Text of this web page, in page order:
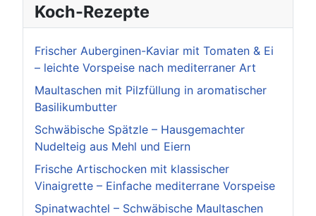
Koch-Rezepte
Frischer Auberginen-Kaviar mit Tomaten & Ei
– leichte Vorspeise nach mediterraner Art
Maultaschen mit Pilzfüllung in aromatischer
Basilikumbutter
Schwäbische Spätzle – Hausgemachter
Nudelteig aus Mehl und Eiern
Frische Artischocken mit klassischer
Vinaigrette – Einfache mediterrane Vorspeise
Spinatwachtel – Schwäbische Maultaschen